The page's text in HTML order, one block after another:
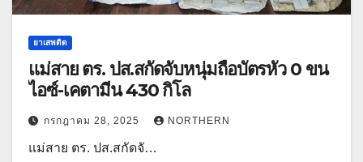
ยาเสพติด
แม่สาย ตร. ปส.สกัดจับหนุ่มถือบัตรหัว 0 ขน
ไอซ์-เคตามีน 430 กิโล
กรกฎาคม 28, 2025 NORTHERN
แม่สาย ตร. ปส.สกัดจั…